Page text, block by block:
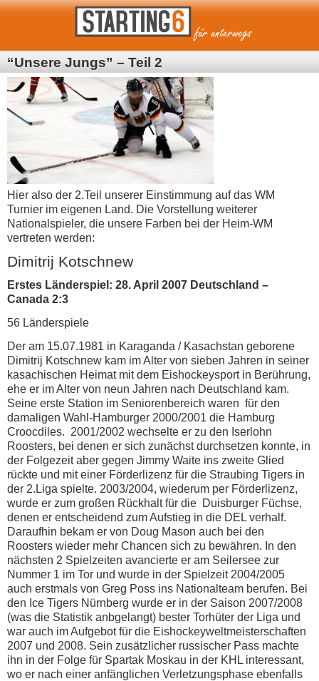
“Unsere Jungs” – Teil 2
Hier also der 2.Teil unserer Einstimmung auf das WM
Turnier im eigenen Land. Die Vorstellung weiterer
Nationalspieler, die unsere Farben bei der Heim-WM
vertreten werden:
Dimitrij Kotschnew
Erstes Länderspiel: 28. April 2007 Deutschland –
Canada 2:3
56 Länderspiele
Der am 15.07.1981 in Karaganda / Kasachstan geborene
Dimitrij Kotschnew kam im Alter von sieben Jahren in seiner
kasachischen Heimat mit dem Eishockeysport in Berührung,
ehe er im Alter von neun Jahren nach Deutschland kam.
Seine erste Station im Seniorenbereich waren für den
damaligen Wahl-Hamburger 2000/2001 die Hamburg
Croocdiles. 2001/2002 wechselte er zu den Iserlohn
Roosters, bei denen er sich zunächst durchsetzen konnte, in
der Folgezeit aber gegen Jimmy Waite ins zweite Glied
rückte und mit einer Förderlizenz für die Straubing Tigers in
der 2.Liga spielte. 2003/2004, wiederum per Förderlizenz,
wurde er zum großen Rückhalt für die Duisburger Füchse,
denen er entscheidend zum Aufstieg in die DEL verhalf.
Daraufhin bekam er von Doug Mason auch bei den
Roosters wieder mehr Chancen sich zu bewähren. In den
nächsten 2 Spielzeiten avancierte er am Seilersee zur
Nummer 1 im Tor und wurde in der Spielzeit 2004/2005
auch erstmals von Greg Poss ins Nationalteam berufen. Bei
den Ice Tigers Nürnberg wurde er in der Saison 2007/2008
(was die Statistik anbgelangt) bester Torhüter der Liga und
war auch im Aufgebot für die Eishockeyweltmeisterschaften
2007 und 2008. Sein zusätzlicher russischer Pass machte
ihn in der Folge für Spartak Moskau in der KHL interessant,
wo er nach einer anfänglichen Verletzungsphase ebenfalls